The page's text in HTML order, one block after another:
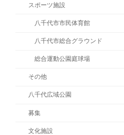
スポーツ施設
八千代市市民体育館
八千代市総合グラウンド
総合運動公園庭球場
その他
八千代広域公園
募集
文化施設